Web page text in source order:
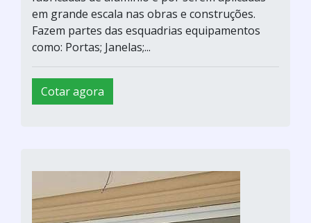
em grande escala nas obras e construções.
Fazem partes das esquadrias equipamentos
como: Portas; Janelas;...
Cotar agora